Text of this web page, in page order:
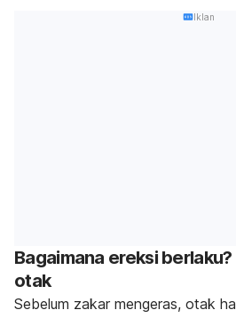
Iklan
Bagaimana ereksi
otak
Sebelum zakar mengeras, otak